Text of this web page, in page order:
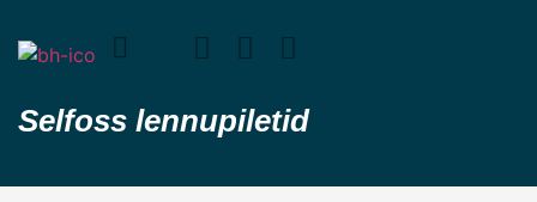
Selfoss lennupiletid